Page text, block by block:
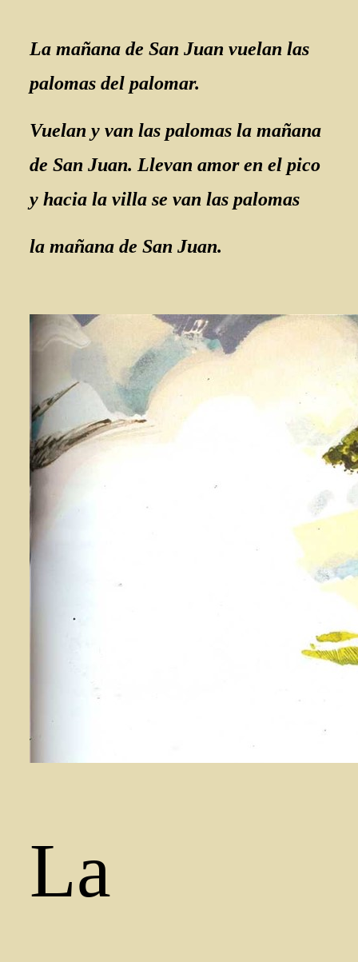
La mañana de San Juan vuelan las
palomas del palomar.
Vuelan y van las palomas la mañana
de San Juan. Llevan amor en el pico
y hacia la villa se van las palomas
la mañana de San Juan.
La